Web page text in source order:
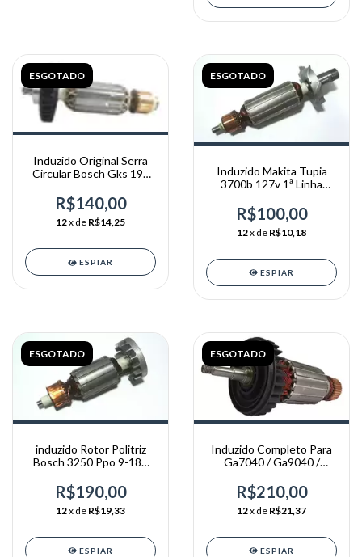
ESGOTADO
Induzido Original Serra
Circular Bosch Gks 190
R$140,00
12x de R$14,25
ESPIAR
ESGOTADO
Induzido Makita Tupia
3700b 127v 1ª Linha
R$100,00
12x de R$10,18
ESPIAR
ESGOTADO
induzido Rotor Politriz
Bosch 3250 Ppo 9-180
R$190,00
12x de R$19,33
ESPIAR
ESGOTADO
Induzido Completo Para
Ga7040 / Ga9040 /
R$210,00
12x de R$21,37
ESPIAR